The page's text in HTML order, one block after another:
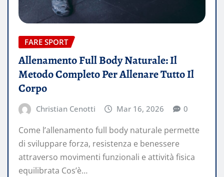
FARE SPORT
Allenamento Full Body Naturale: Il
Metodo Completo Per Allenare Tutto Il
Corpo
Christian Cenotti Mar 16, 2026 0
Come l’allenamento full body naturale permette
di sviluppare forza, resistenza e benessere
attraverso movimenti funzionali e attività fisica
equilibrata Cos’è…